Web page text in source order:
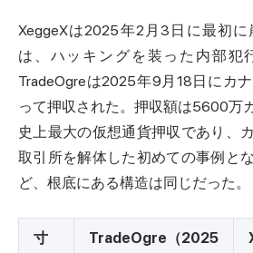
XeggeXは2025年2月3日に最初
は、ハッキングを装った内部犯
TradeOgreは2025年9月18日に カ
って押収された。押収額は5600万
史上最大の仮想通貨押収であり、
取引所を解体した初めての事例と
ど、根底にある構造は同じだった。
寸
TradeOgre（2025